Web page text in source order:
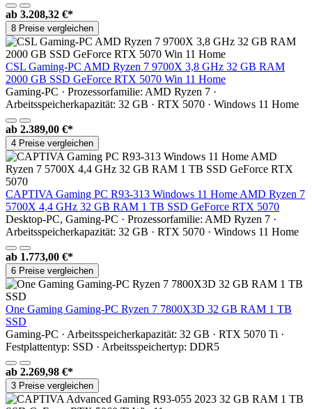
ab 3.208,32 €*
8 Preise vergleichen
CSL Gaming-PC AMD Ryzen 7 9700X 3,8 GHz 32 GB RAM
2000 GB SSD GeForce RTX 5070 Win 11 Home
Gaming-PC · Prozessorfamilie: AMD Ryzen 7 ·
Arbeitsspeicherkapazität: 32 GB · RTX 5070 · Windows 11 Home
ab 2.389,00 €*
4 Preise vergleichen
CAPTIVA Gaming PC R93-313 Windows 11 Home AMD Ryzen 7
5700X 4,4 GHz 32 GB RAM 1 TB SSD GeForce RTX 5070
Desktop-PC, Gaming-PC · Prozessorfamilie: AMD Ryzen 7 ·
Arbeitsspeicherkapazität: 32 GB · RTX 5070 · Windows 11 Home
ab 1.773,00 €*
6 Preise vergleichen
One Gaming Gaming-PC Ryzen 7 7800X3D 32 GB RAM 1 TB
SSD
Gaming-PC · Arbeitsspeicherkapazität: 32 GB · RTX 5070 Ti ·
Festplattentyp: SSD · Arbeitsspeichertyp: DDR5
ab 2.269,98 €*
3 Preise vergleichen